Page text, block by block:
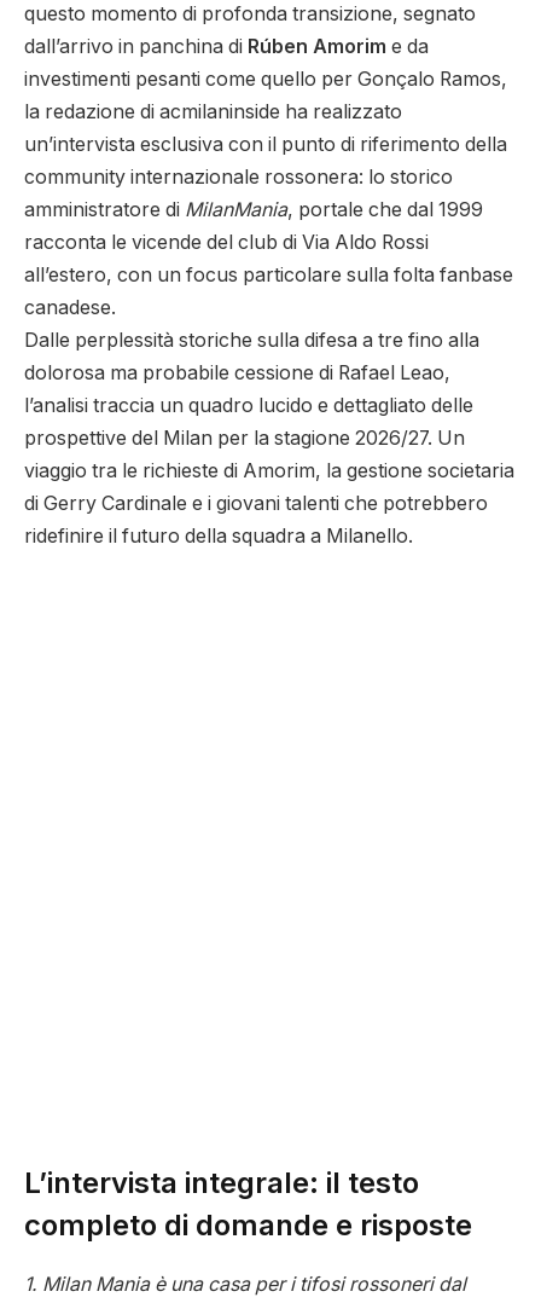
questo momento di profonda transizione, segnato
dall’arrivo in panchina di Rúben Amorim e da
investimenti pesanti come quello per Gonçalo Ramos,
la redazione di acmilaninside ha realizzato
un’intervista esclusiva con il punto di riferimento della
community internazionale rossonera: lo storico
amministratore di MilanMania, portale che dal 1999
racconta le vicende del club di Via Aldo Rossi
all’estero, con un focus particolare sulla folta fanbase
canadese.
Dalle perplessità storiche sulla difesa a tre fino alla
dolorosa ma probabile cessione di Rafael Leao,
l’analisi traccia un quadro lucido e dettagliato delle
prospettive del Milan per la stagione 2026/27. Un
viaggio tra le richieste di Amorim, la gestione societaria
di Gerry Cardinale e i giovani talenti che potrebbero
ridefinire il futuro della squadra a Milanello.
L’intervista integrale: il testo
completo di domande e risposte
1. Milan Mania è una casa per i tifosi rossoneri dal